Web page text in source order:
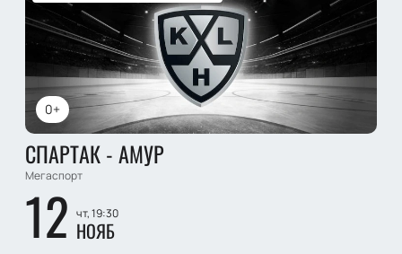
0+
СПАРТАК - АМУР
Мегаспорт
12 чт, 19:30
НОЯБ